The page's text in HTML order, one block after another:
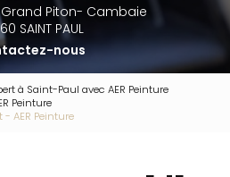
Piton- Cambaie
SAINT PAUL
nous
à Saint-Paul avec AER Peinture
Peinture
AER Peinture